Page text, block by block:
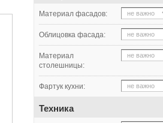
Материал фасадов:
Облицовка фасада:
Материал
столешницы:
Фартук кухни:
Техника